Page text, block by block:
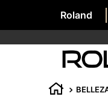
Roland